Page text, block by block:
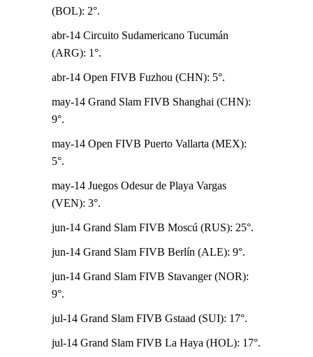
(BOL): 2°.
abr-14 Circuito Sudamericano Tucumán
(ARG): 1°.
abr-14 Open FIVB Fuzhou (CHN): 5°.
may-14 Grand Slam FIVB Shanghai (CHN):
9°.
may-14 Open FIVB Puerto Vallarta (MEX):
5°.
may-14 Juegos Odesur de Playa Vargas
(VEN): 3°.
jun-14 Grand Slam FIVB Moscú (RUS): 25°.
jun-14 Grand Slam FIVB Berlín (ALE): 9°.
jun-14 Grand Slam FIVB Stavanger (NOR):
9°.
jul-14 Grand Slam FIVB Gstaad (SUI): 17°.
jul-14 Grand Slam FIVB La Haya (HOL): 17°.